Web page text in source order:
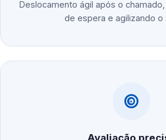
Deslocamento ágil após o
de espera e agilizando o